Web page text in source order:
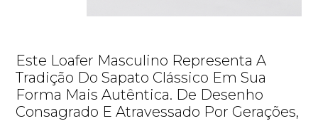
Este Loafer Masculino Representa A
Tradição Do Sapato Clássico Em Sua
Forma Mais Autêntica. De Desenho
Consagrado E Atravessado Por Gerações,